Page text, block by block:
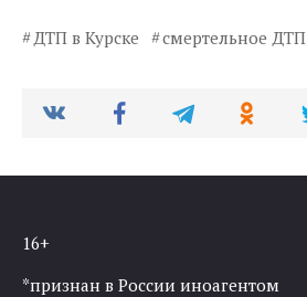
ДТП в Курске смертельное ДТП
16+
*признан в России иноагентом